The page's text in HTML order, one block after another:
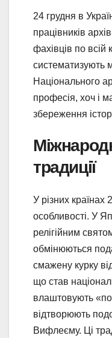
24 грудня в
працівників
фахівців по всій
систематизують
Національного
професія, хоч і
збереження
традиції
У різних країнах
особливості. У
релігійним
обмінюються
смажену курку
що став
влаштовують
відтворюють
Вифлеєму. Ці